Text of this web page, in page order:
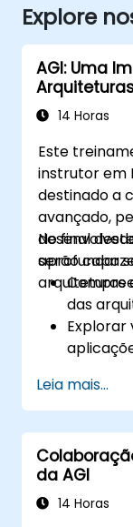
Explore
AGI: Uma
14 Horas
Este
instrutor em
destinado a
avançado,
aprofundar
arquiteturas
No final
serão
das
Explorar
Avaliar
Leia mais...
da AGI
14 Horas